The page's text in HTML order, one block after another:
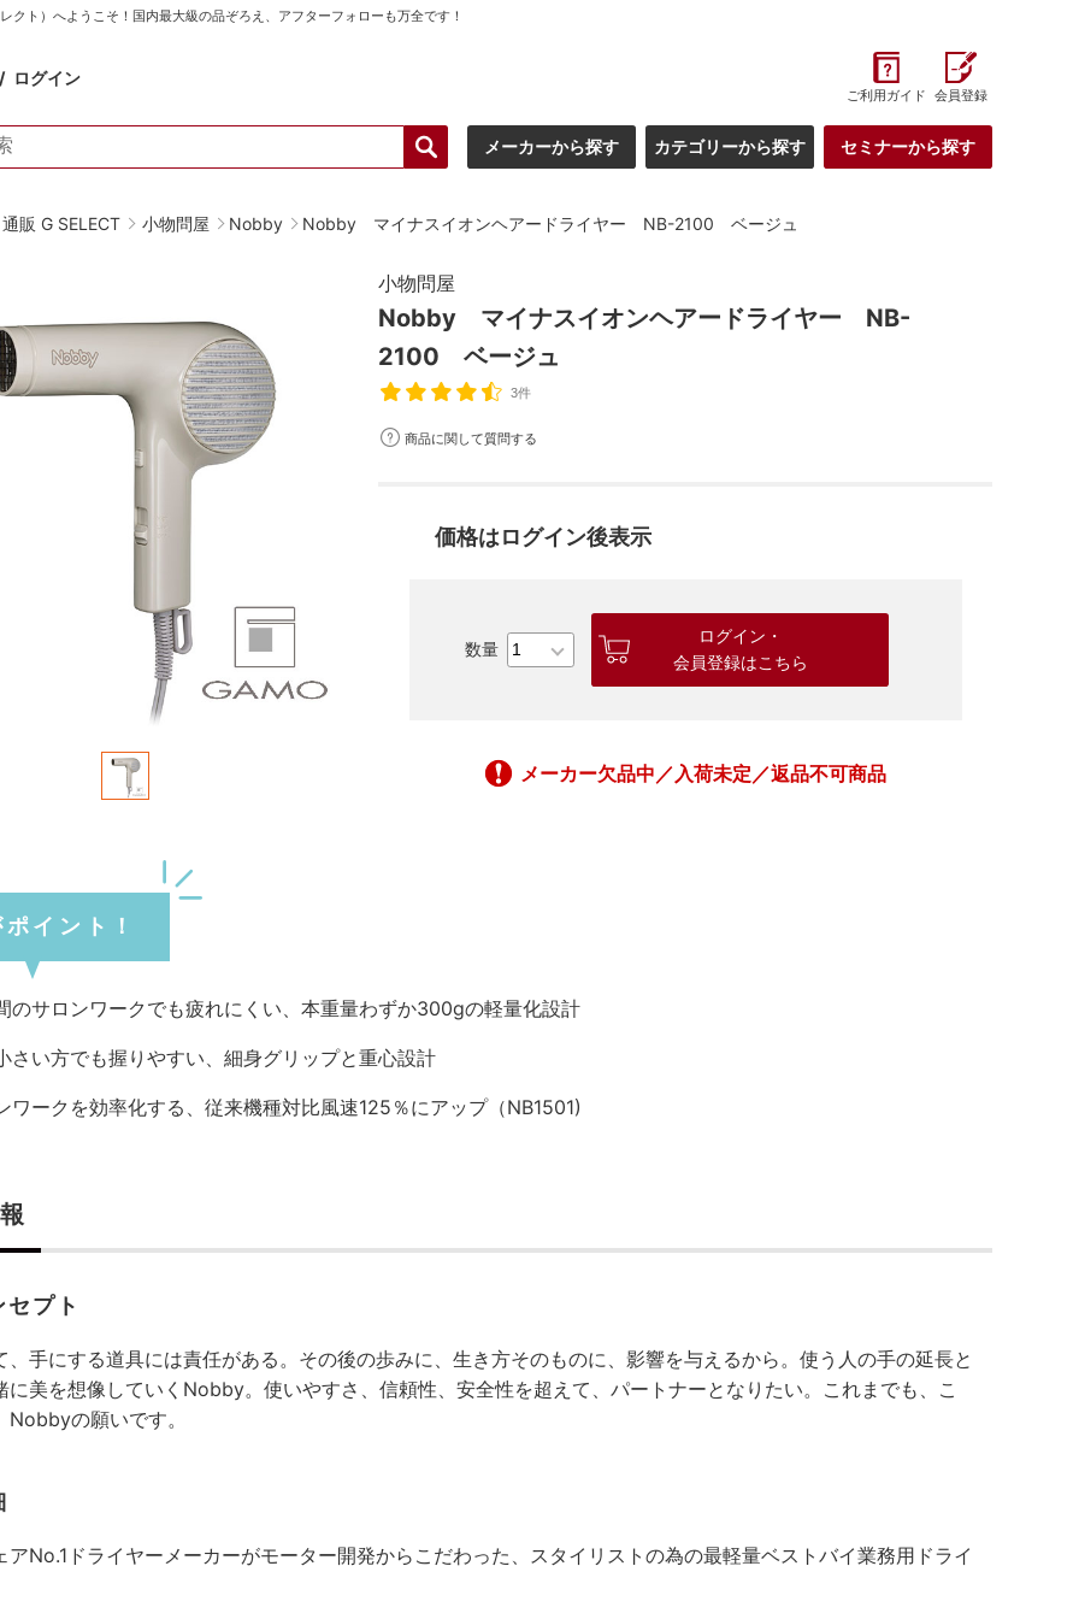
ト）へようこそ！国内最大級の品ぞろえ、アフターフォローも万全です！
ご利用ガイド 会員登録
メーカーから探す カテゴリーから探す セミナーから探す
ログイン
販 G SELECT 小物問屋 Nobby Nobby マイナスイオンヘアードライヤー NB-2100 ベージュ
小物問屋
Nobby マイナスイオンヘアードライヤー NB-
2100 ベージュ
3件
商品に関して質問する
価格はログイン後表示
ログイン・
会員登録はこちら
メーカー欠品中／入荷未定／返品不可商品
イント！
のサロンワークでも疲れにくい、本重量わずか300gの軽量化設計
さい方でも握りやすい、細身グリップと重心設計
ワークを効率化する、従来機種対比風速125％にアップ（NB1501)
プト
、手にする道具には責任がある。その後の歩みに、生き方そのものに、影響を与えるから。使う人の手の延長と
に美を想像していくNobby。使いやすさ、信頼性、安全性を超えて、パートナーとなりたい。これまでも、こ
Nobbyの願いです。
アNo.1ドライヤーメーカーがモーター開発からこだわった、スタイリストの為の最軽量ベストバイ業務用ドライ